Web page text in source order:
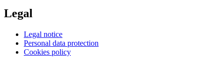
Legal
Legal notice
Personal data protection
Cookies policy